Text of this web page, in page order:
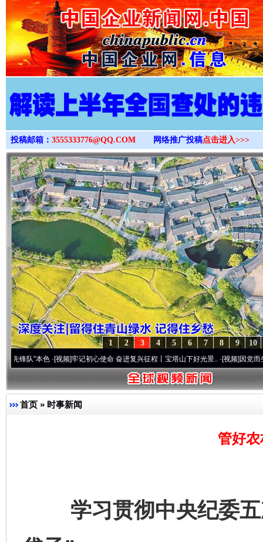
>
投稿邮箱： 3555333776@QQ.COM 网络推广投稿点击进入>>>
10
9
8
7
6
5
4
3
2
1
·[视频]牢记初心使命 奋进复兴征程丨宝塔山下好光景..·[视频]因党而生 为党而
首页 » 时事新闻
管好
学习贯彻中央纪委五